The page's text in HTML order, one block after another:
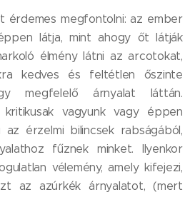
érdemes megfontolni: az ember
látja, mint ahogy őt látják
élmény látni az arcotokat,
kedves és feltétlen őszinte
megfelelő árnyalat láttán.
kritikusak vagyunk vagy éppen
az érzelmi bilincsek rabságából,
fűznek minket. Ilyenkor
vélemény, amely kifejezi,
az azúrkék árnyalatot, (mert